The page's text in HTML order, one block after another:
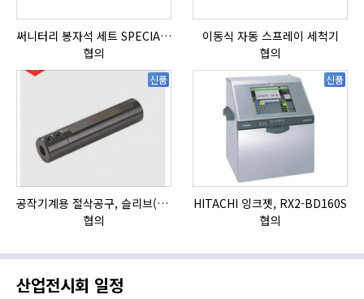
써니터리 봉자석 세트 SPECIAL , 봉자석 , 자석봉 , 호퍼용자석 , 전자석
협의
이동식 자동 스프레이 세척기
협의
신품
공작기계용 절삭공구, 슬리브(SLEEVE)
협의
신품
HITACHI 잉크젯, RX2-BD160S
협의
산업전시회 일정